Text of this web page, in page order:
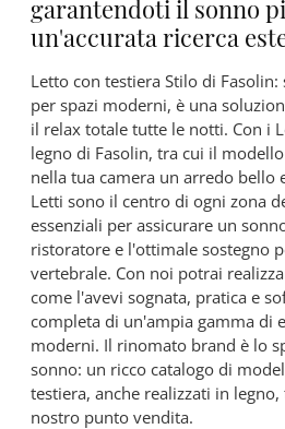
garantendoti il sonno
un'accurata ricerca
Letto con testiera Stilo di
per spazi moderni, è una
il relax totale tutte le notti. Con i
legno di Fasolin, tra cui il
nella tua camera un arredo bello
Letti sono il centro di ogni zona
essenziali per assicurare un
ristoratore e l'ottimale sostegno
vertebrale. Con noi potrai
come l'avevi sognata, pratica e
completa di un'ampia gamma di
moderni. Il rinomato brand è lo
sonno: un ricco catalogo di
testiera, anche realizzati in
nostro punto vendita.